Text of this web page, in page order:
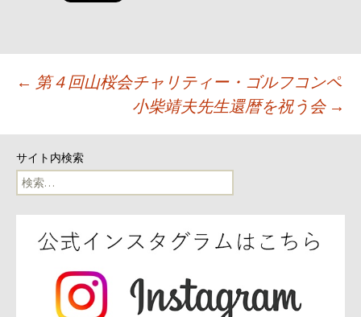
投
ナ
ビ
← 第４回山桜会チャリティー・ゴルフコンペ
小柴靖夫先生還暦を祝う会 →
サイト内検索
検
索: